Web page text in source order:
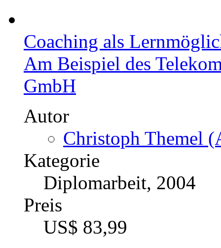
Coaching als
Am Beispiel des
GmbH
Autor
Christoph Themel
Kategorie
Diplomarbeit, 2004
Preis
US$ 83,99